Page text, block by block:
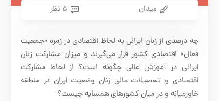
میدان ۵ نظر
چه درصدی از زنان ایرانی به لحاظ اقتصادی در زمره «جمعیت
فعال» اقتصادی کشور قرار می‌گیرند و میزان مشارکت زنان
ایرانی در آموزش عالی چگونه است؟ از لحاظ مشارکت
اقتصادی و تحصیلات عالی زنان وضعیت ایران در منطقه
خاورمیانه و در میان کشورهای همسایه چیست؟